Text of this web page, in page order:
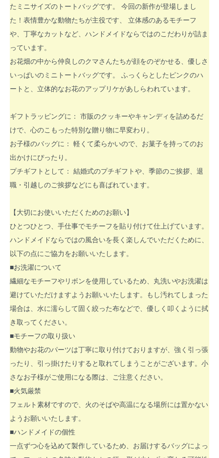
たミニサイズのトートバッグです。 今回の新作が登場しまし
た！表情豊かな動物たちが主役です、 立体感のあるモチーフ
や、丁寧なカットなど、ハンドメイドならではのこだわりが詰ま
っています。
お花畑の中から仲良しのクマさんたちが顔をのぞかせる、優しさ
いっぱいのミニトートバッグです。 ふっくらとしたピンクのハ
ートと、立体的なお花のアップリケがあしらわれています。
ギフトラッピングに： 市販のクッキーやキャンディを詰めるだ
けで、心のこもった特別な贈り物に早変わり。
お子様のバッグに： 軽くて柔らかいので、お菓子を持ってのお
出かけにぴったり。
プチギフトとして： 結婚式のプチギフトや、季節のご挨拶、退
職・引越しのご挨拶などにも喜ばれています。
【大切にお使いいただくためのお願い】
ひとつひとつ、手仕事でモチーフを貼り付けて仕上げています。
ハンドメイドならではの風合いを長く楽しんでいただくために、
以下の点にご協力をお願いいたします。
■お洗濯について
繊細なモチーフやリボンを使用しているため、丸洗いやお洗濯は
避けていただけますようお願いいたします。もし汚れてしまった
場合は、水に濡らして固く絞った布などで、優しく叩くように拭
き取ってください。
■モチーフの取り扱い
動物やお花のパーツは丁寧に取り付けておりますが、強く引っ張
ったり、引っ掛けたりすると取れてしまうことがございます。小
さなお子様がご使用になる際は、ご注意ください。
■火気厳禁
フェルト素材ですので、火のそばや高温になる場所には置かない
ようお願いいたします。
■ハンドメイドの個性
一点ずつ心を込めて製作しているため、お届けするバッグによっ